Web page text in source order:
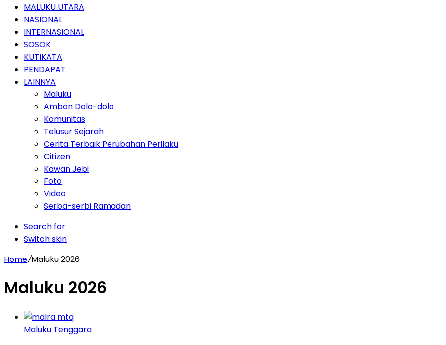
MALUKU UTARA
NASIONAL
INTERNASIONAL
SOSOK
KUTIKATA
PENDAPAT
LAINNYA
Maluku
Ambon Dolo-dolo
Komunitas
Telusur Sejarah
Cerita Terbaik Perubahan Perilaku
Citizen
Kawan Jebi
Foto
Video
Serba-serbi Ramadan
Search for
Switch skin
Home/Maluku 2026
Maluku 2026
Maluku Tenggara